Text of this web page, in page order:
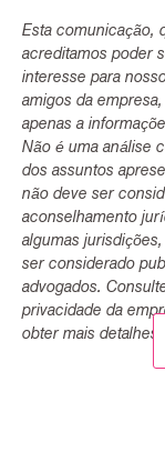
Esta comunicação,
acreditamos poder
interesse para
amigos da
apenas a
Não é uma análise
dos assuntos
não deve ser
aconselhamento
algumas
ser considerado
advogados.
privacidade da
obter mais detalhes.